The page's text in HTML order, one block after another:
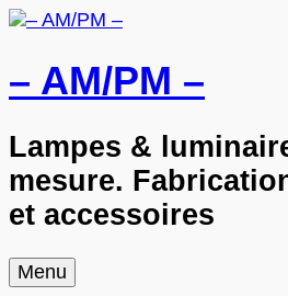
– AM/PM –
Lampes &
mesure.
et accessoires
Menu Skip
to